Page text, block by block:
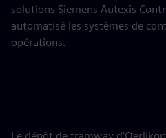
solutions Siemens Autexis
automatisé les systèmes de
opérations.